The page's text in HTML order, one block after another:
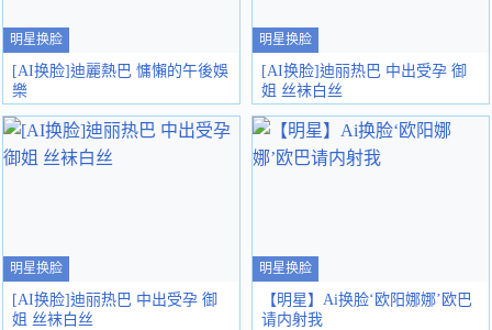
明星换脸
[AI换脸]迪麗熱巴 慵懶的午後娛
樂
明星换脸
[AI换脸]迪丽热巴 中出受孕 御
姐 丝袜白丝
明星换脸
[AI换脸]迪丽热巴 中出受孕 御
姐 丝袜白丝
明星换脸
【明星】Ai换脸‘欧阳娜娜’欧巴
请内射我